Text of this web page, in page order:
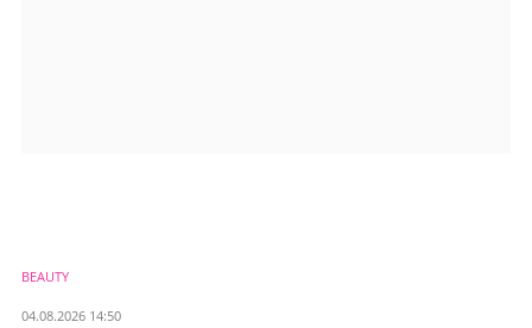
BEAUTY
04.08.2026 14:50